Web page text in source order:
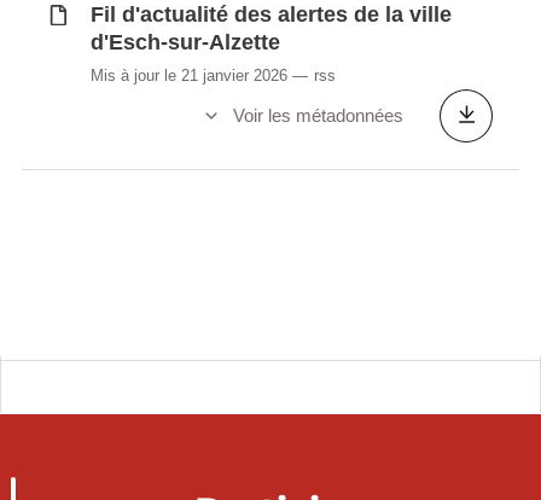
Fil d'actualité des alertes de la ville
d'Esch-sur-Alzette
Mis à jour le 21 janvier 2026 rss
Voir les métadonnées